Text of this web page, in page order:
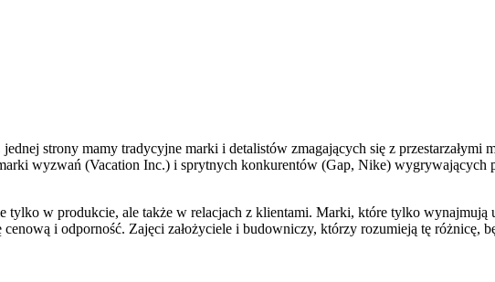
strony mamy tradycyjne marki i detalistów zmagających się z
wyzwań (Vacation Inc.) i sprytnych konkurentów (Gap, Nike) wygrywających
w produkcie, ale także w relacjach z klientami. Marki, które tylko wynajmują
cenową i odporność. Zajęci założyciele i budowniczy, którzy rozumieją tę różnicę,